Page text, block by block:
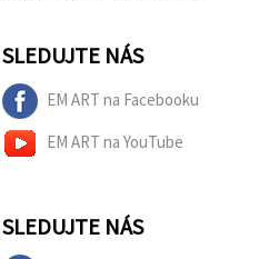
SLEDUJTE NÁS
EM ART na Facebooku
EM ART na YouTube
SLEDUJTE NÁS